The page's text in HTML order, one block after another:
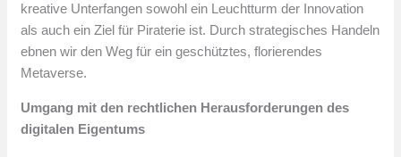
kreative Unterfangen sowohl ein Leuchtturm der Innovation
als auch ein Ziel für Piraterie ist. Durch strategisches Handeln
ebnen wir den Weg für ein geschütztes, florierendes
Metaverse.
Umgang mit den rechtlichen Herausforderungen des
digitalen Eigentums